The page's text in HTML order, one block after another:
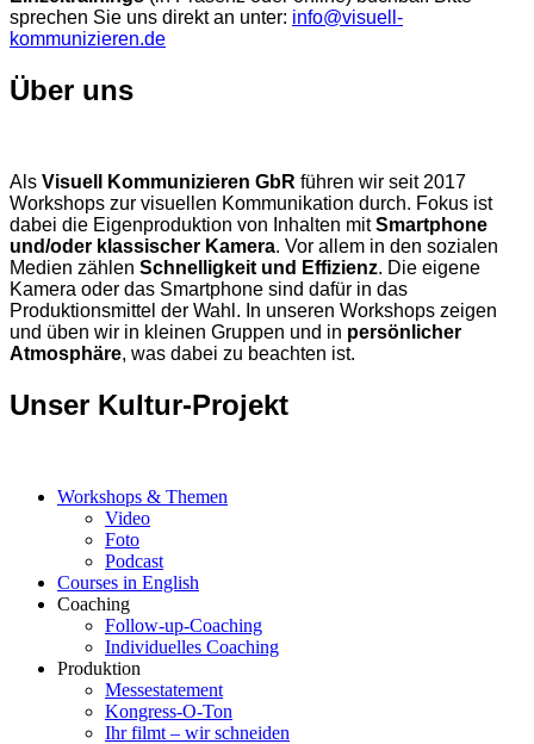
sprechen Sie uns direkt an unter: info@visuell-
kommunizieren.de
Über uns
Als Visuell Kommunizieren GbR führen wir seit 2017
Workshops zur visuellen Kommunikation durch. Fokus ist
dabei die Eigenproduktion von Inhalten mitSmartphone
und/oder klassischer Kamera. Vor allem in den sozialen
Medien zählen Schnelligkeit und Effizienz. Die eigene
Kamera oder das Smartphone sind dafür in das
Produktionsmittel der Wahl. In unseren Workshops zeigen
und üben wir in kleinen Gruppen und in persönlicher
Atmosphäre, was dabei zu beachten ist.
Unser Kultur-Projekt
Workshops & Themen
Video
Foto
Podcast
Courses in English
Coaching
Follow-up-Coaching
Individuelles Coaching
Produktion
Messestatement
Kongress-O-Ton
Ihr filmt – wir schneiden